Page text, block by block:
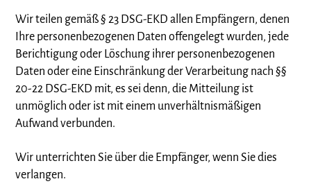
Wir teilen gemäß § 23 DSG-EKD allen Empfängern, denen
Ihre personenbezogenen Daten offengelegt wurden, jede
Berichtigung oder Löschung ihrer personenbezogenen
Daten oder eine Einschränkung der Verarbeitung nach §§
20-22 DSG-EKD mit, es sei denn, die Mitteilung ist
unmöglich oder ist mit einem unverhältnismäßigen
Aufwand verbunden.
Wir unterrichten Sie über die Empfänger, wenn Sie dies
verlangen.